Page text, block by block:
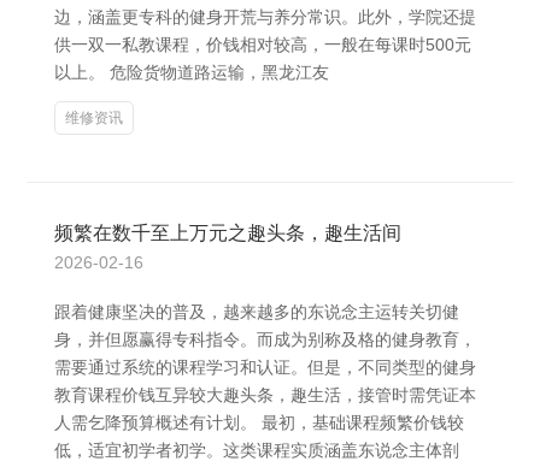
边，涵盖更专科的健身开荒与养分常识。此外，学院还提
供一双一私教课程，价钱相对较高，一般在每课时500元
以上。 危险货物道路运输，黑龙江友
维修资讯
频繁在数千至上万元之趣头条，趣生活间
2026-02-16
跟着健康坚决的普及，越来越多的东说念主运转关切健
身，并但愿赢得专科指令。而成为别称及格的健身教育，
需要通过系统的课程学习和认证。但是，不同类型的健身
教育课程价钱互异较大趣头条，趣生活，接管时需凭证本
人需乞降预算概述有计划。 最初，基础课程频繁价钱较
低，适宜初学者初学。这类课程实质涵盖东说念主体剖